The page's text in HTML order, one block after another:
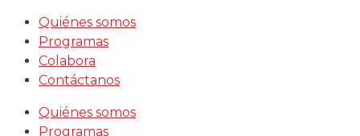
Saltar
contenido
Quiénes somos
Programas
Colabora
Contáctanos
Quiénes somos
Programas